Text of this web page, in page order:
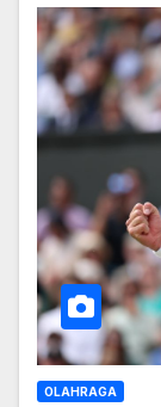
OLAHRAGA